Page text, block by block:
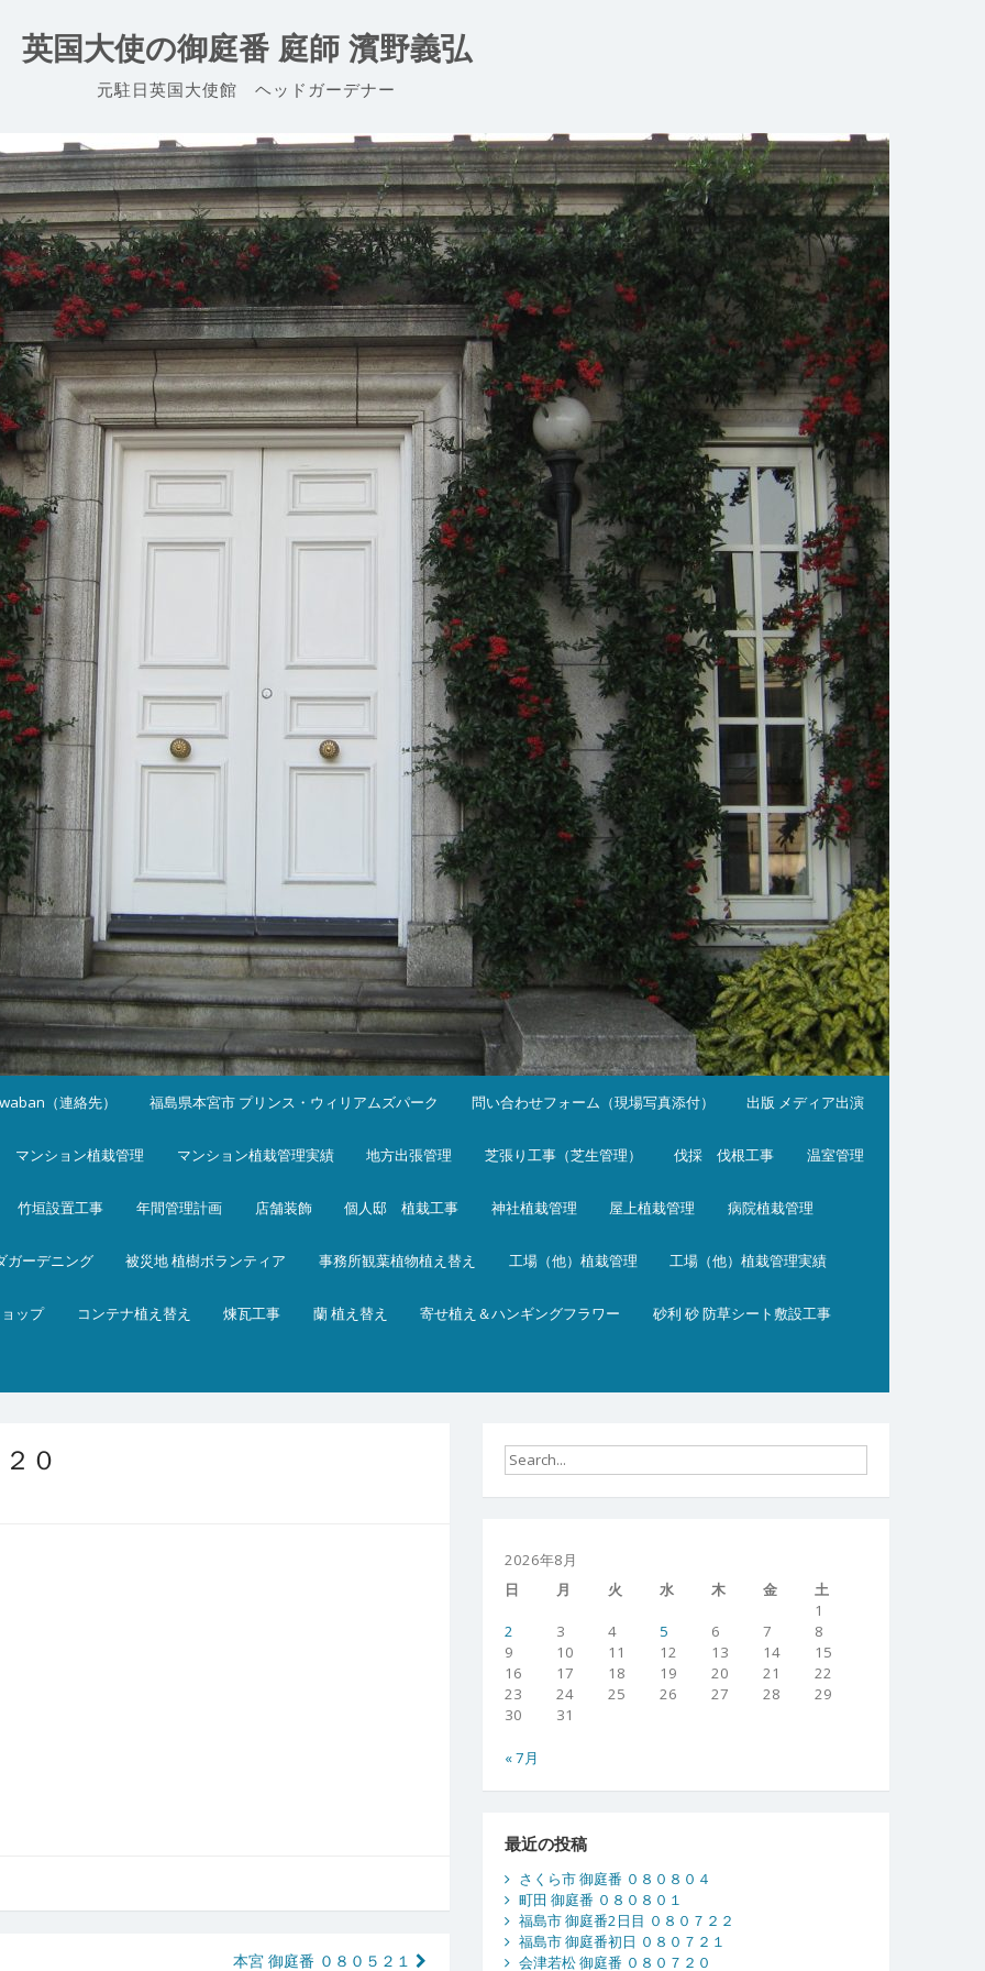
英国大使の御庭番 庭師 濱野義弘
元駐日英国大使館 ヘッドガーデナー
（連絡先） 福島県本宮市 プリンス・ウィリアムズパーク 問い合わせフォーム（現場写真添付） 出版 メディア出演
マンション植栽管理 マンション植栽管理実績 地方出張管理 芝張り工事（芝生管理） 伐採 伐根工事 温室管理
竹垣設置工事 年間管理計画 店舗装飾 個人邸 植栽工事 神社植栽管理 屋上植栽管理 病院植栽管理
ガーデニング 被災地 植樹ボランティア 事務所観葉植物植え替え 工場（他）植栽管理 工場（他）植栽管理実績
ップ コンテナ植え替え 煉瓦工事 蘭 植え替え 寄せ植え＆ハンギングフラワー 砂利 砂 防草シート敷設工事
０
本宮 御庭番 ０８０５２１
2026年8月
日
月 火 水 木 金
土
1
2
3 4 5 6 7
8
9
10 11 12 13 14
15
16
17 18 19 20 21
22
23
24 25 26 27 28
29
30
31
« 7月
最近の投稿
さくら市 御庭番 ０８０８０４
町田 御庭番 ０８０８０１
福島市 御庭番2日目 ０８０７２２
福島市 御庭番初日 ０８０７２１
会津若松 御庭番 ０８０７２０